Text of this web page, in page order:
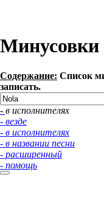
Минусовки
Содержание: Список
записать.
- в исполнителях
- везде
- в исполнителях
- в названии песни
- расширенный
- помощь